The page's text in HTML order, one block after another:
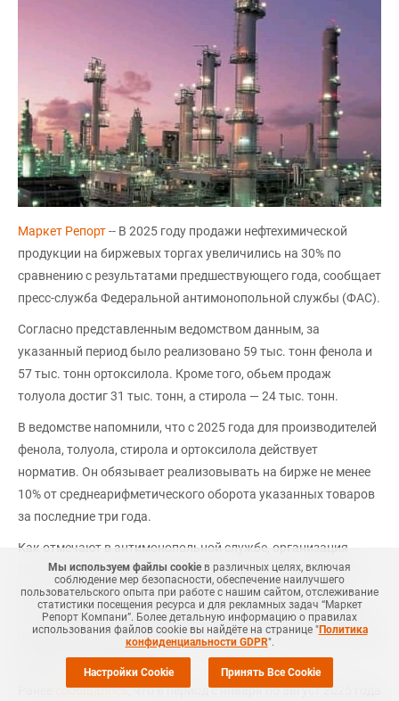
Маркет Репорт-- В 2025 году продажи нефтехимической
продукции на биржевых торгах увеличились на 30% по
сравнению с результатами предшествующего года, сообщает
пресс-служба Федеральной антимонопольной службы (ФАС).
Согласно представленным ведомством данным, за
указанный период было реализовано 59 тыс. тонн фенола и
57 тыс. тонн ортоксилола. Кроме того, обьем продаж
толуола достиг 31 тыс. тонн, а стирола — 24 тыс. тонн.
В ведомстве напомнили, что с 2025 года для производителей
фенола, толуола, стирола и ортоксилола действует
норматив. Он обязывает реализовывать на бирже не менее
10% от среднеарифметического оборота указанных товаров
за последние три года.
Как отмечают в антимонопольной службе, организация
торгов на биржевой площадке содействует установлению
рыночных котировок. По мнению ФАС, такой механизм
также снижает антимонопольные риски для изготовителей
продукции и дает возможность формировать цены на основе
результатов аукционов.
сообщалось, что в период с января по август 2025 года
Мы используем файлы cookieв различных целях, включая
соблюдение мер безопасности, обеспечение наилучшего
пользовательского опыта при работе с нашим сайтом, отслеживание
статистики посещения ресурса и для рекламных задач “Маркет
Репорт Компани”. Более детальную информацию о правилах
использования файлов cookie вы найдёте на странице "Политика
конфиденциальности GDPR".
Настройки Cookie Принять Все Cookie